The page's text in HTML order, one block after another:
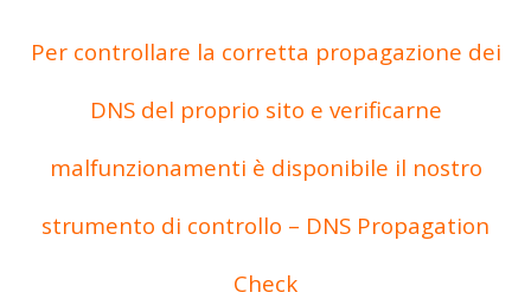
Per controllare la corretta propagazione dei
DNS del proprio sito e verificarne
malfunzionamenti è disponibile il nostro
strumento di controllo – DNS Propagation
Check